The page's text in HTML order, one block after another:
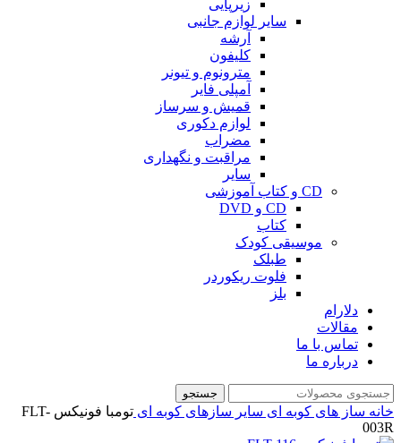
زیرپایی
سایر لوازم جانبی
آرشه
کلیفون
مترونوم و تیونر
آمپلی فایر
قمیش و سرساز
لوازم دکوری
مضراب
مراقبت و نگهداری
سایر
CD و کتاب آموزشی
CD و DVD
کتاب
موسیقی کودک
طبلک
فلوت ریکوردر
بلز
دلارام
مقالات
تماس با ما
درباره ما
جستجو
خانه ساز های کوبه ای سایر سازهای کوبه ای
تومبا فونیکس FLT-
003R